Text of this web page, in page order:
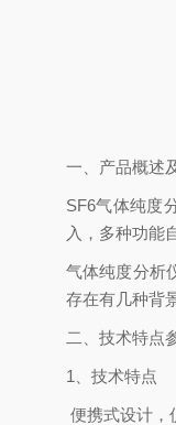
一、产品概述
SF6气体纯度
入，多种功能
气体纯度分析
存在有几种背
二、技术特点
1、技术特点
便携式设计，